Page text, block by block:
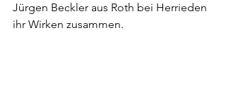
Jürgen Beckler aus Roth bei Herrieden
ihr Wirken zusammen.